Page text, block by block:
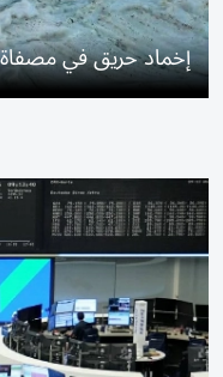
إخماد حريق في